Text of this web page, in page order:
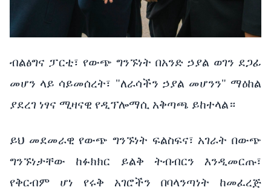
ብልፅግና ፓርቲ፣ የውጭ ግንኙነት በአንድ ኃያል ወገን ደጋፊ
መሆን ላይ ሳይመሰረት፣ "ለራሳችን ኃያል መሆንን" ማዕከል
ያደረገ ነፃና ሚዛናዊ የዲፕሎማሲ አቅጣጫ ይከተላል።
ይህ መደመራዊ የውጭ ግንኙነት ፍልስፍና፣ አገራት በውጭ
ግንኙነታቸው ከፉክክር ይልቅ ትብብርን እንዲመርጡ፣
የቅርብም ሆነ የሩቅ አገሮችን በባላንጣነት ከመፈረጅ